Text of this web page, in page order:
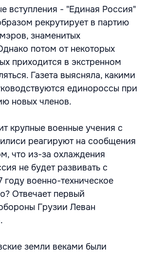
вступления - "Единая Россия"
рекрутирует в партию
знаменитых
потом от некоторых
приходится в экстренном
Газета выясняла, какими
единороссы при
новых членов.
крупные военные учения с
реагируют на сообщения
что из-за охлаждения
не будет развивать с
году военно-техническое
Отвечает первый
Грузии Леван
земли веками были